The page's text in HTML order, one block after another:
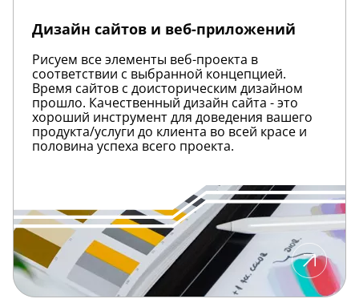
приложений
Дизайн сайтов и веб-приложений
Рисуем все элементы веб-проекта в
соответствии с выбранной концепцией.
Время сайтов с доисторическим дизайном
прошло. Качественный дизайн сайта - это
хороший инструмент для доведения вашего
продукта/услуги до клиента во всей красе и
половина успеха всего проекта.